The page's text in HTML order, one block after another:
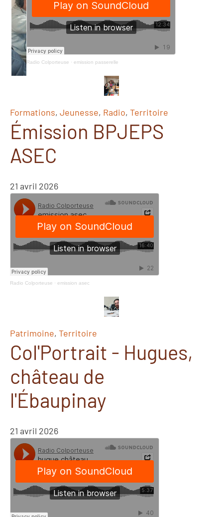
Radio Colporteuse · emission passerelle
Formations, Jeunesse, Radio, Territoire
Émission BPJEPS
ASEC
21 avril 2026
Radio Colporteuse · emission asec
Patrimoine, Territoire
Col'Portrait - Hugues,
château de
l'Ébaupinay
21 avril 2026